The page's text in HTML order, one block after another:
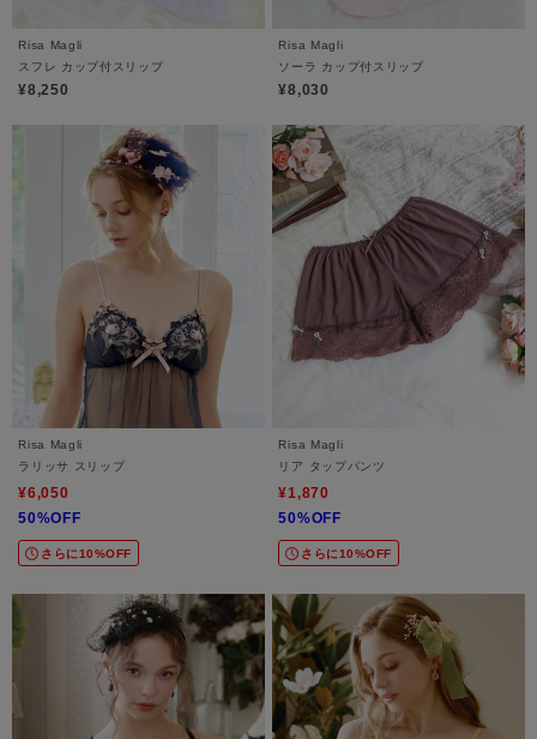
Risa Magli
スフレ カップ付スリップ
¥8,250
Risa Magli
ソーラ カップ付スリップ
¥8,030
Risa Magli
ラリッサ スリップ
¥6,050
50%OFF
さらに10%OFF
Risa Magli
リア タップパンツ
¥1,870
50%OFF
さらに10%OFF